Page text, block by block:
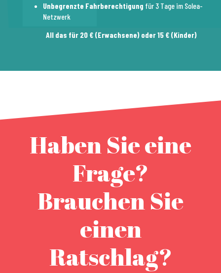
Unbegrenzte Fahrberechtigung für 3 Tage im Solea-
Netzwerk
All das für 20 € (Erwachsene) oder 15 € (Kinder)
Haben Sie eine
Frage?
Brauchen Sie
einen
Ratschlag?